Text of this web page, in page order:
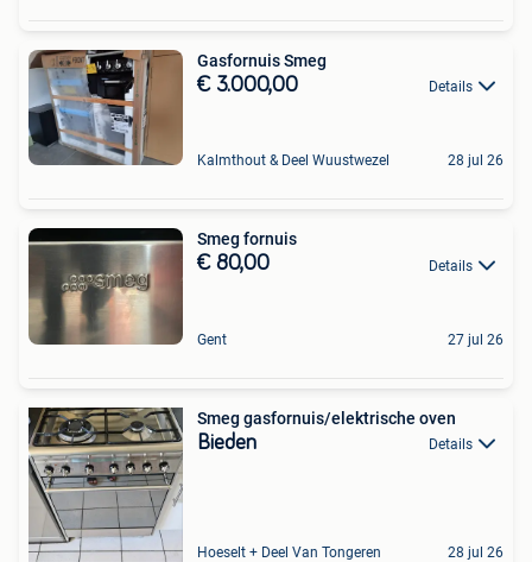
Gasfornuis Smeg
€ 3.000,00 Details
Kalmthout & Deel Wuustwezel 28 jul 26
Smeg fornuis
€ 80,00 Details
Gent 27 jul 26
Smeg gasfornuis/elektrische oven
Bieden Details
Hoeselt + Deel Van Tongeren 28 jul 26